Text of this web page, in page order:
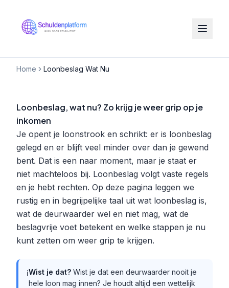
Home Loonbeslag Wat Nu
Loonbeslag, wat nu? Zo krijg je weer grip op je
inkomen
Je opent je loonstrook en schrikt: er is loonbeslag
gelegd en er blijft veel minder over dan je gewend
bent. Dat is een naar moment, maar je staat er
niet machteloos bij. Loonbeslag volgt vaste regels
en je hebt rechten. Op deze pagina leggen we
rustig en in begrijpelijke taal uit wat loonbeslag is,
wat de deurwaarder wel en niet mag, wat de
beslagvrije voet betekent en welke stappen je nu
kunt zetten om weer grip te krijgen.
ℹ️Wist je dat? Wist je dat een deurwaarder nooit je
hele loon mag innen? Je houdt altijd een wettelijk